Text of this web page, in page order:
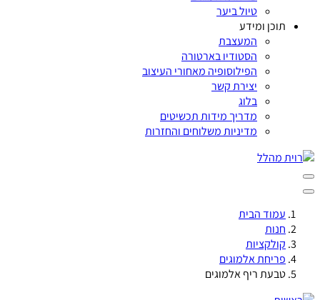
טיול ביער
תוכן ומידע
המעצבת
הסטודיו בארטורה
הפילוסופיה מאחורי העיצוב
יצירת קשר
בלוג
מדריך מידות תכשיטים
מדיניות משלוחים והחזרות
עמוד הבית
חנות
קולקציות
פריחת אלמוגים
טבעת ריף אלמוגים